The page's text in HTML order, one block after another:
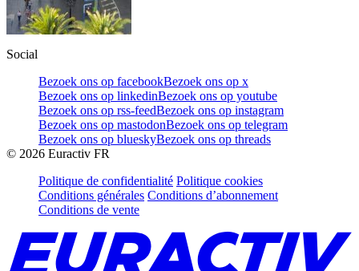
Social
Bezoek ons op facebookBezoek ons op x
Bezoek ons op linkedinBezoek ons op youtube
Bezoek ons op rss-feedBezoek ons op instagram
Bezoek ons op mastodonBezoek ons op telegram
Bezoek ons op blueskyBezoek ons op threads
© 2026 Euractiv FR
Politique de confidentialité Politique cookies
Conditions générales Conditions d’abonnement
Conditions de vente